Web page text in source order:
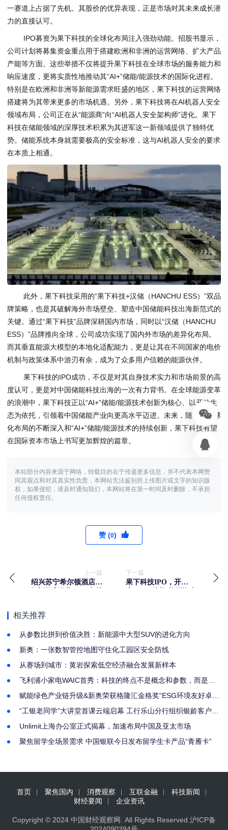
一赛道上占据了先机。其股价的优异表现，正是市场对其未来成长潜
力的直接认可。
IPO募资为果下科技的全球化布局注入强劲动能。招股书显示，
公司计划将募集资金重点用于搭建欧洲和非洲的运营网络、扩大产品
产能等方面。这些举措不仅将提升果下科技在全球市场的服务能力和
响应速度，更将实质性地推动其“AI+”储能/能源技术的国际化进程。
特别是在欧洲和非洲等新能源需求旺盛的地区，果下科技的运营网络
搭建将为其带来更多的市场机遇。另外，果下科技将在AI机器人安全
领域布局，公司正在从“能源商”向“AI机器人安全架构师”进化。果下
科技在储能领域的深厚技术积累为其进军这一新领域提供了独特优
势。储能系统本身就需要极高的安全标准，这与AI机器人安全的要求
在本质上相通。
此外，果下科技采用的“果下科技+汉储（HANCHU ESS）”双品
牌策略，也是其破解海外市场壁垒、塑造中国储能科技出海新范式的
关键。通过“果下科技”品牌深耕国内市场，同时以“汉储（HANCHU
ESS）”品牌推向全球，公司成功实现了国内外市场的差异化布局。
而其垂直能源大模型的本地化适配能力，更是让其在不同国家的电价
机制与政策体系中游刃有余，成为了众多用户信赖的能源伙伴。
果下科技的IPO成功，不仅是对其自身技术实力和市场前景的高
度认可，更是对中国储能科技出海的一次有力背书。在全球能源变革
的浪潮中，果下科技正以“AI+”储能/能源技术创新为核心、以开放生
态为依托，引领着中国储能产业向更高水平迈进。未来，随着其全球
化布局的不断深入和“AI+”储能/能源技术的持续创新，果下科技有望
在国际资本市场上书写更加辉煌的篇章。
本站部分内容来源于网络，转载目的在于传递更多信息，并不代表本网赞
同其观点和对其真实性负责，本网站无法鉴别所上传图片或文字的知识版
权，如果侵犯，请及时通知我们，本网站将在第一时间及时删除，不承担
任何侵权责任。
赞 (0)
上一篇
绍兴苏宁希尔顿酒店及
下一篇
果下科技IPO，开
相关推荐
从参数比拼到价值决胜：新能源中大型SUV的进化方向
新奥：一张数智管控地图守住化工园区安全防线
从赛场到城市：黄岩探索低空经济融合发展新样本
飞利浦小家电WAIC首秀：科技的终点不是概念和参数，而是人
赋能绿色产业链升级&新奥荣获格隆汇金格奖“ESG环境友好卓越
“工银老同学”大讲堂首课云端启幕 工行乐山分行组织银龄客户共
Unlimit上海办公室正式揭幕，加速布局中国及亚太市场
聚焦留学全场景需求 中国银联今日发布留学生卡产品“青雁卡”
首页 聚焦国内 消费观察 互联金融
科技新闻
财经要闻
企业资讯
Copyright © 2024 中国财经观察网 . All Rights Reserved. 沪ICP备